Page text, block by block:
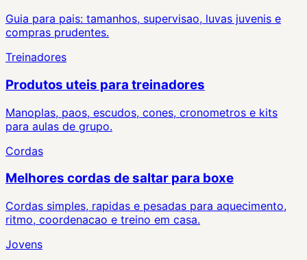
Guia para pais: tamanhos, supervisao, luvas juvenis e
compras prudentes.
Treinadores
Produtos uteis para treinadores
Manoplas, paos, escudos, cones, cronometros e kits
para aulas de grupo.
Cordas
Melhores cordas de saltar para boxe
Cordas simples, rapidas e pesadas para aquecimento,
ritmo, coordenacao e treino em casa.
Jovens